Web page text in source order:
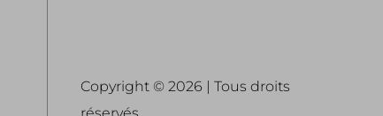
Copyright © 2026 | Tous droits